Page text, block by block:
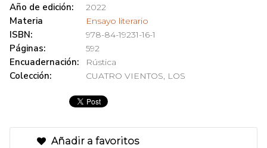
Año de edición: 2022
Materia Ensayo literario
ISBN: 978-84-19231-16-1
Páginas: 592
Encuadernación: Rústica
Colección: CUATRO VIENTOS, LOS
Añadir a favoritos